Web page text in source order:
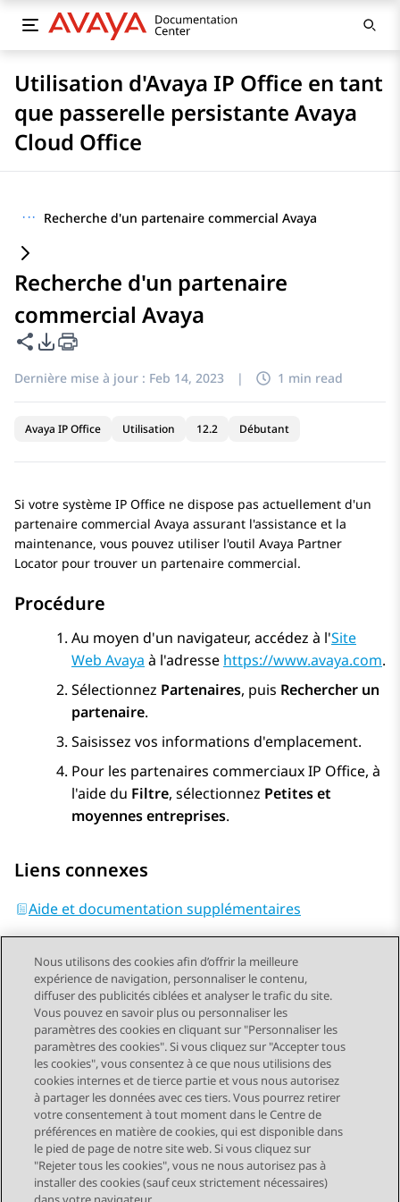
Utilisation d'Avaya IP Office en tant
que passerelle persistante Avaya
Cloud Office
··· Recherche d'un partenaire commercial Avaya
Recherche d'un partenaire
commercial Avaya
Partager cette page
Options d'exportation PDF
Dernière mise à jour : Feb 14, 2023 | 1 min read
Avaya IP Office Utilisation 12.2 Débutant
Si votre système IP Office ne dispose pas actuellement d'un
partenaire commercial Avaya assurant l'assistance et la
maintenance, vous pouvez utiliser l'outil Avaya Partner
Locator pour trouver un partenaire commercial.
Procédure
Au moyen d'un navigateur, accédez à l'Site
Web Avaya à l'adresse https://www.avaya.com.
Sélectionnez Partenaires, puis Rechercher un
partenaire.
Saisissez vos informations d'emplacement.
Pour les partenaires commerciauxIP Office, à
l'aide du Filtre, sélectionnez Petites et
moyennes entreprises.
Liens connexes
Aide et documentation supplémentaires
Send Feedback
Navigation par sujet
Sujet précédent Sujet suivant
STAY CONNECTED
Nous utilisons des cookies afin d’offrir la meilleure
expérience de navigation, personnaliser le contenu,
diffuser des publicités ciblées et analyser le trafic du site.
Vous pouvez en savoir plus ou personnaliser les
paramètres des cookies en cliquant sur "Personnaliser les
paramètres des cookies". Si vous cliquez sur "Accepter tous
les cookies", vous consentez à ce que nous utilisions des
cookies internes et de tierce partie et vous nous autorisez
à partager les données avec ces tiers. Vous pourrez retirer
votre consentement à tout moment dans le Centre de
préférences en matière de cookies, qui est disponible dans
le pied de page de notre site web. Si vous cliquez sur
"Rejeter tous les cookies", vous ne nous autorisez pas à
installer des cookies (sauf ceux strictement nécessaires)